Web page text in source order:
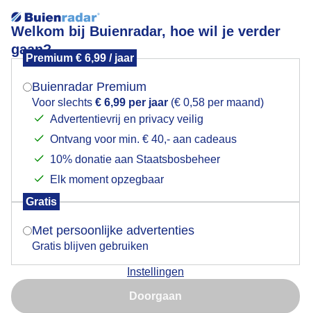
Welkom bij Buienradar, hoe wil je verder
gaan?
Premium € 6,99 / jaar
Buienradar Premium
Voor slechts € 6,99 per jaar (€ 0,58 per maand)
Advertentievrij en privacy veilig
Ontvang voor min. € 40,- aan cadeaus
10% donatie aan Staatsbosbeheer
Elk moment opzegbaar
Gratis
Met persoonlijke advertenties
Gratis blijven gebruiken
Instellingen
Doorgaan
Opkomst volle maan bij Kloosterburen
Met (nog) bloeiende tulpen..
Door: Tim Zijlstra
Mogen we je locatie gebruiken voor het
Indien je hier nog geen akkoord op hebt gegeven,
verschijnt er zo een pop-up uit je browser waarin
Is goed, toon de popup
Nu niet, misschien later